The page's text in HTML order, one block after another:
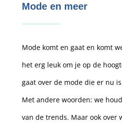
Mode en meer
Mode komt en gaat en komt
het erg leuk om je op de
gaat over de mode die er nu
Met andere woorden: we
van de trends. Maar ook over